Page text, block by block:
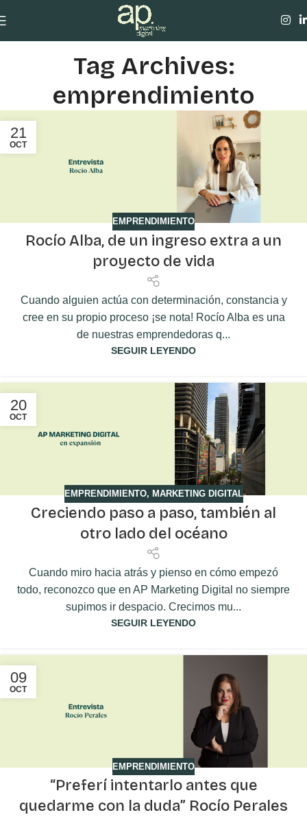
Skip to navigation
Tag Archives:
emprendimiento
21
OCT
EMPRENDIMIENTO
Rocío Alba, de un ingreso extra a un
proyecto de vida
Cuando alguien actúa con determinación, constancia y
cree en su propio proceso ¡se nota! Rocío Alba es una
de nuestras emprendedoras q...
SEGUIR LEYENDO
20
OCT
EMPRENDIMIENTO, MARKETING DIGITAL
Creciendo paso a paso, también al
otro lado del océano
Cuando miro hacia atrás y pienso en cómo empezó
todo, reconozco que en AP Marketing Digital no siempre
supimos ir despacio. Crecimos mu...
SEGUIR LEYENDO
09
OCT
EMPRENDIMIENTO
“Preferí intentarlo antes que
quedarme con la duda” Rocío Perales